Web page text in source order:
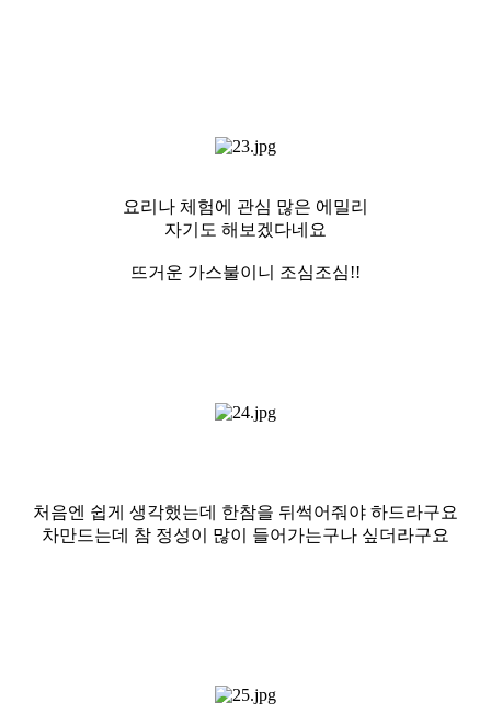
요리나 체험에 관심 많은 에밀리
자기도 해보겠다네요
뜨거운 가스불이니 조심조심!!
처음엔 쉽게 생각했는데 한참을 뒤썩어줘야 하드라구요
차만드는데 참 정성이 많이 들어가는구나 싶더라구요